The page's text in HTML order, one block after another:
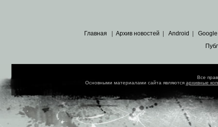
Главная Архив новостей Android Google
Все
Основными материалами сайта являются архивные